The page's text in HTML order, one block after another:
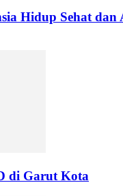
Hidup Sehat dan
di Garut Kota